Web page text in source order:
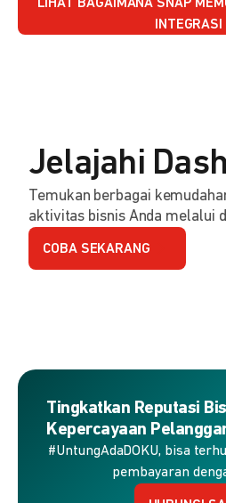
LIHAT BAGAIMANA SNAP
INTEGRASI
Jelajahi
Temukan berbagai
aktivitas bisnis Anda melalui
COBA SEKARANG
Tingkatkan Reputasi
Kepercayaan
#UntungAdaDOKU, bisa
pembayaran